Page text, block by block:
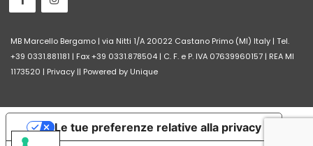
MB Marcello Bergamo | via Nitti 1/A 20022 Castano Primo (MI) Italy | Tel.
+39 0331.881181 | Fax +39 0331.878504 | C. F. e P. IVA 07639960157 | REA MI
1173520 | Privacy || Powered by Unique
Le tue preferenze relative alla privacy